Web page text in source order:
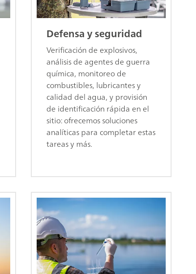
Defensa y seguridad
Verificación de explosivos,
análisis de agentes de guerra
química, monitoreo de
combustibles, lubricantes y
calidad del agua, y provisión
de identificación rápida en el
sitio: ofrecemos soluciones
analíticas para completar estas
tareas y más.